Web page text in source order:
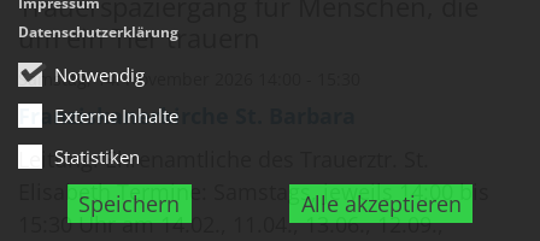
Notwendig
Externe Inhalte
Statistiken
Speichern Alle akzeptieren
Datenschutzerklärung
um ein Tier trauern
Samstag, 14. November 2026 14:00 - 15:30
Franziskanerkirche St. Barbara
Leitung: Ehrenamtliche des Trauerztr. St.
Elisabeth Termine: Samstags, jeweils 14:00 bis
15:30 Uhr am 14.02., 11.04., 13.06., 12.09.,